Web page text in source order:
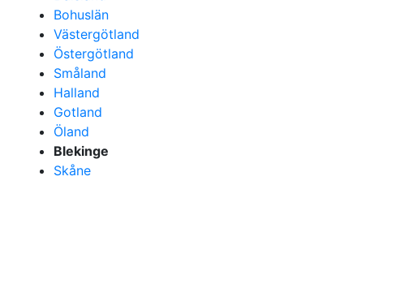
Bohuslän
Västergötland
Östergötland
Småland
Halland
Gotland
Öland
Blekinge
Skåne